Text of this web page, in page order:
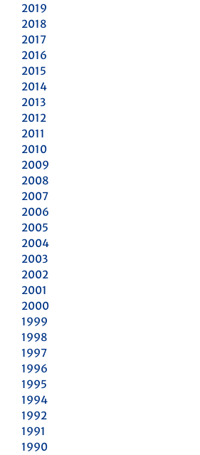
2019
2018
2017
2016
2015
2014
2013
2012
2011
2010
2009
2008
2007
2006
2005
2004
2003
2002
2001
2000
1999
1998
1997
1996
1995
1994
1992
1991
1990